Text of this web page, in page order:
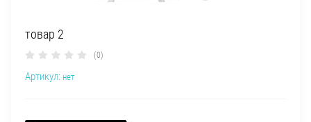
товар 2
(0)
Артикул: нет